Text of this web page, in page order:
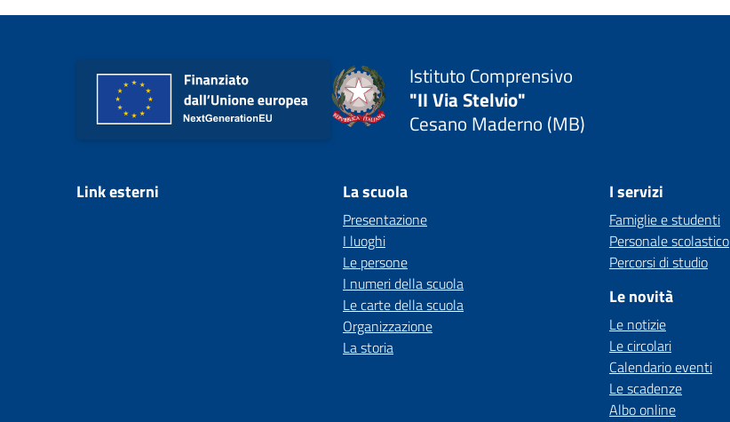
Istituto Comprensivo
"II Via Stelvio"
Cesano Maderno (MB)
Link esterni La scuola
Presentazione
I luoghi
Le persone
I numeri della scuola
Le carte della scuola
Organizzazione
La storia
I servizi
Famiglie e studenti
Personale scolastico
Percorsi di studio
Le novità
Le notizie
Le circolari
Calendario eventi
Le scadenze
Albo online